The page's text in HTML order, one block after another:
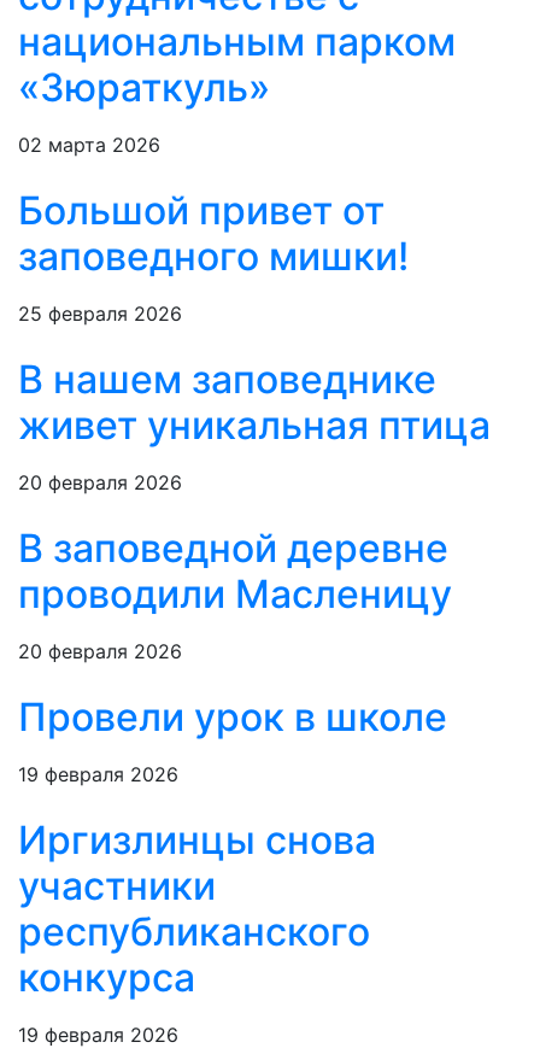
национальным парком
«Зюраткуль»
02 марта 2026
Большой привет от
заповедного мишки!
25 февраля 2026
В нашем заповеднике
живет уникальная птица
20 февраля 2026
В заповедной деревне
проводили Масленицу
20 февраля 2026
Провели урок в школе
19 февраля 2026
Иргизлинцы снова
участники
республиканского
конкурса
19 февраля 2026